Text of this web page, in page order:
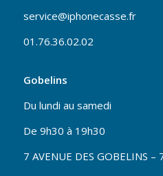
service@iphonecasse.fr
01.76.36.02.02
Gobelins
Du lundi au samedi
De 9h30 à 19h30
7 AVENUE DES GOBELINS –